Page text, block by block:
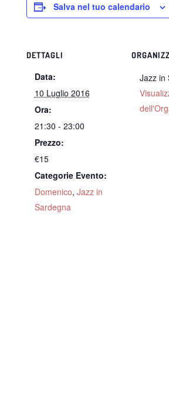
Salva nel tuo calendario
DETTAGLI
Data:
10 Luglio 2016
Ora:
21:30 - 23:00
Prezzo:
€15
Categorie Evento:
Domenico, Jazz in
Sardegna
Jazz in